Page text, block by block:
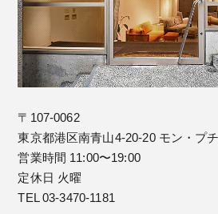
〒107-0062
東京都港区南青山4-20-20 モン・プ
営業時間 11:00〜19:00
定休日 火曜
TEL 03-3470-1181